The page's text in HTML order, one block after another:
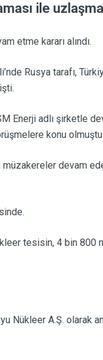
ile
etme kararı alındı.
Rusya tarafı,
Enerji adlı şirketle
konu olmuştu.
devam
tesisin, 4 bin 800
Nükleer A.Ş. olarak